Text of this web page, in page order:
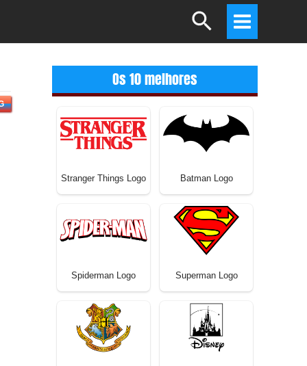
Search
Main
Menu
Os 10 melhores
Stranger Things Logo Batman Logo
Spiderman Logo Superman Logo